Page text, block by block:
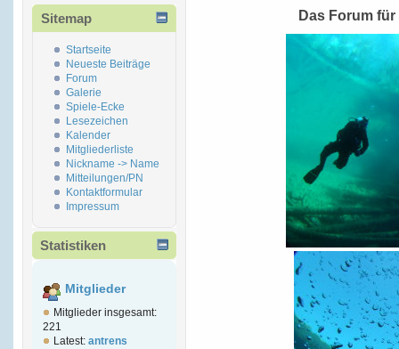
Sitemap
Startseite
Neueste Beiträge
Forum
Galerie
Spiele-Ecke
Lesezeichen
Kalender
Mitgliederliste
Nickname -> Name
Mitteilungen/PN
Kontaktformular
Impressum
Statistiken
Mitglieder
Mitglieder insgesamt:
221
Latest: antrens
Das Forum